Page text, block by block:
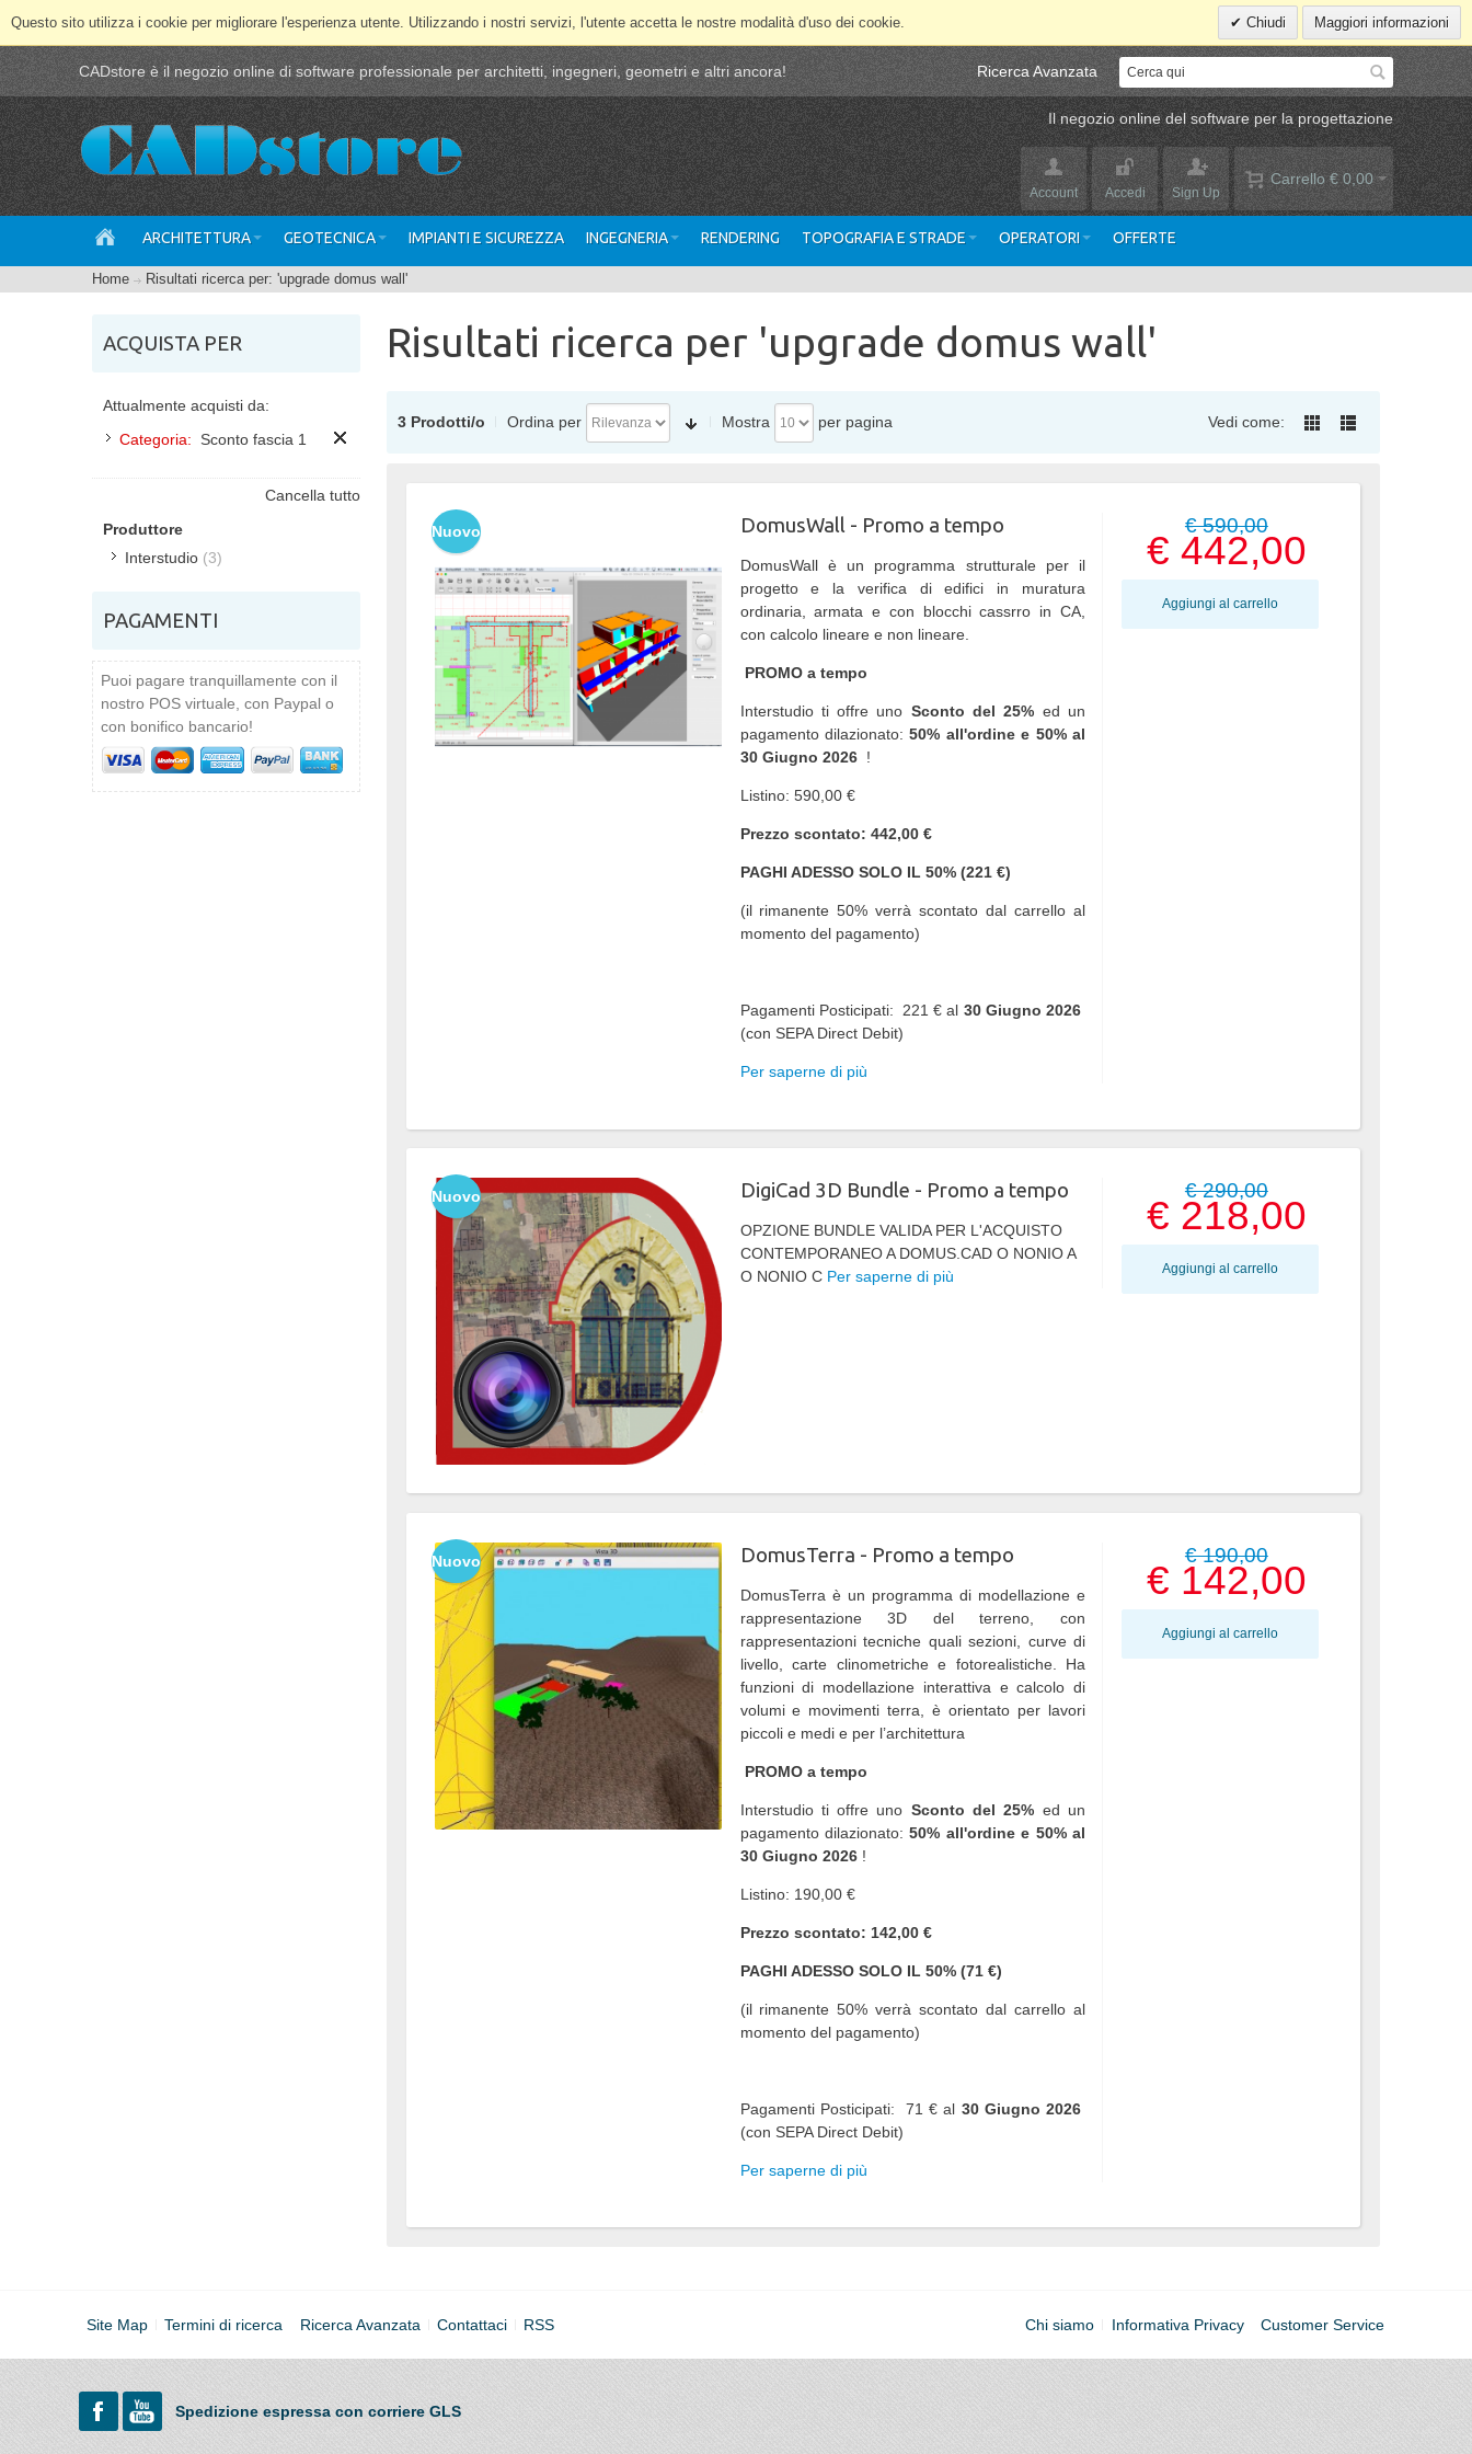
Questo sito utilizza i cookie per migliorare l'esperienza utente. Utilizzando i nostri servizi, l'utente accetta le nostre modalità d'uso dei cookie. Chiudi Maggiori informazioni
CADstore è il negozio online di software professionale per architetti, ingegneri, geometri e altri ancora! Ricerca Avanzata
Il negozio online del software per la progettazione
Carrello € 0,00
Account Accedi Sign Up
ARCHITETTURA GEOTECNICA IMPIANTI E SICUREZZA INGEGNERIA RENDERING TOPOGRAFIA E STRADE OPERATORI OFFERTE
Home Risultati ricerca per: 'upgrade domus wall'
Risultati ricerca per 'upgrade domus wall'
3 Prodotti/o Ordina per Mostra per pagina Vedi come:
Nuovo DomusWall - Promo a tempo
DomusWall è un programma strutturale per il
progetto e la verifica di edifici in muratura
ordinaria, armata e con blocchi cassrro in CA,
con calcolo lineare e non lineare.
PROMO a tempo
Interstudio ti offre uno Sconto del 25% ed un
pagamento dilazionato:50% all'ordine e 50% al
30 Giugno 2026 !
Listino: 590,00 €
Prezzo scontato: 442,00 €
PAGHI ADESSO SOLO IL 50% (221 €)
(il rimanente 50% verrà scontato dal carrello al
momento del pagamento)
Pagamenti Posticipati: 221 € al 30 Giugno 2026
(con SEPA Direct Debit)
Per saperne di più
€ 590,00
€ 442,00
Aggiungi al carrello
Nuovo DigiCad 3D Bundle - Promo a tempo
OPZIONE BUNDLE VALIDA PER L'ACQUISTO
CONTEMPORANEO A DOMUS.CAD O NONIO A
O NONIO C Per saperne di più
€ 290,00
€ 218,00
Aggiungi al carrello
Nuovo DomusTerra - Promo a tempo
DomusTerra è un programma di modellazione e
rappresentazione 3D del terreno, con
rappresentazioni tecniche quali sezioni, curve di
livello, carte clinometriche e fotorealistiche. Ha
funzioni di modellazione interattiva e calcolo di
volumi e movimenti terra, è orientato per lavori
piccoli e medi e per l’architettura
PROMO a tempo
Interstudio ti offre uno Sconto del 25% ed un
pagamento dilazionato:50% all'ordine e 50% al
30 Giugno 2026!
Listino: 190,00 €
Prezzo scontato: 142,00 €
PAGHI ADESSO SOLO IL 50% (71 €)
(il rimanente 50% verrà scontato dal carrello al
momento del pagamento)
Pagamenti Posticipati: 71 € al 30 Giugno 2026
(con SEPA Direct Debit)
Per saperne di più
€ 190,00
€ 142,00
Aggiungi al carrello
ACQUISTA PER
Attualmente acquisti da:
Categoria:
Sconto fascia 1
Cancella tutto
Produttore
Interstudio (3)
PAGAMENTI
Puoi pagare tranquillamente con il
nostro POS virtuale, con Paypal o
con bonifico bancario!
Site Map Termini di ricerca Ricerca Avanzata Contattaci RSS Chi siamo Informativa Privacy Customer Service
Spedizione espressa con corriere GLS